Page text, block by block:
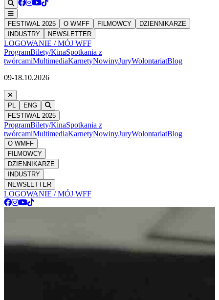
FESTIWAL 2025 O WMFF FILMOWCY
DZIENNIKARZE
INDUSTRY
NEWSLETTER
LOGOWANIE / MÓJ WFF
ProgramBilety/KinaSpotkania z
twórcamiMultimediaKarnetyNowinyJuryWolontariatBlog
09-18.10.2026
PL
ENG
FESTIWAL 2025
ProgramBilety/KinaSpotkania z
twórcamiMultimediaKarnetyNowinyJuryWolontariatBlog
O WMFF
FILMOWCY
DZIENNIKARZE
INDUSTRY
NEWSLETTER
LOGOWANIE / MÓJ WFF